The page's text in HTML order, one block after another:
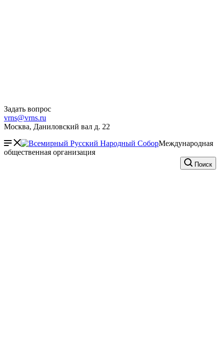
Задать вопрос
vrns@vrns.ru
Москва, Даниловский вал д. 22
Международная
общественная организация
Поиск